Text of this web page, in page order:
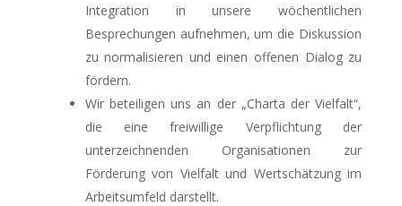
Integration in unsere wöchentlichen
Besprechungen aufnehmen, um die Diskussion
zu normalisieren und einen offenen Dialog zu
fördern.
Wir beteiligen uns an der „Charta der Vielfalt“,
die eine freiwillige Verpflichtung der
unterzeichnenden Organisationen zur
Förderung von Vielfalt und Wertschätzung im
Arbeitsumfeld darstellt.